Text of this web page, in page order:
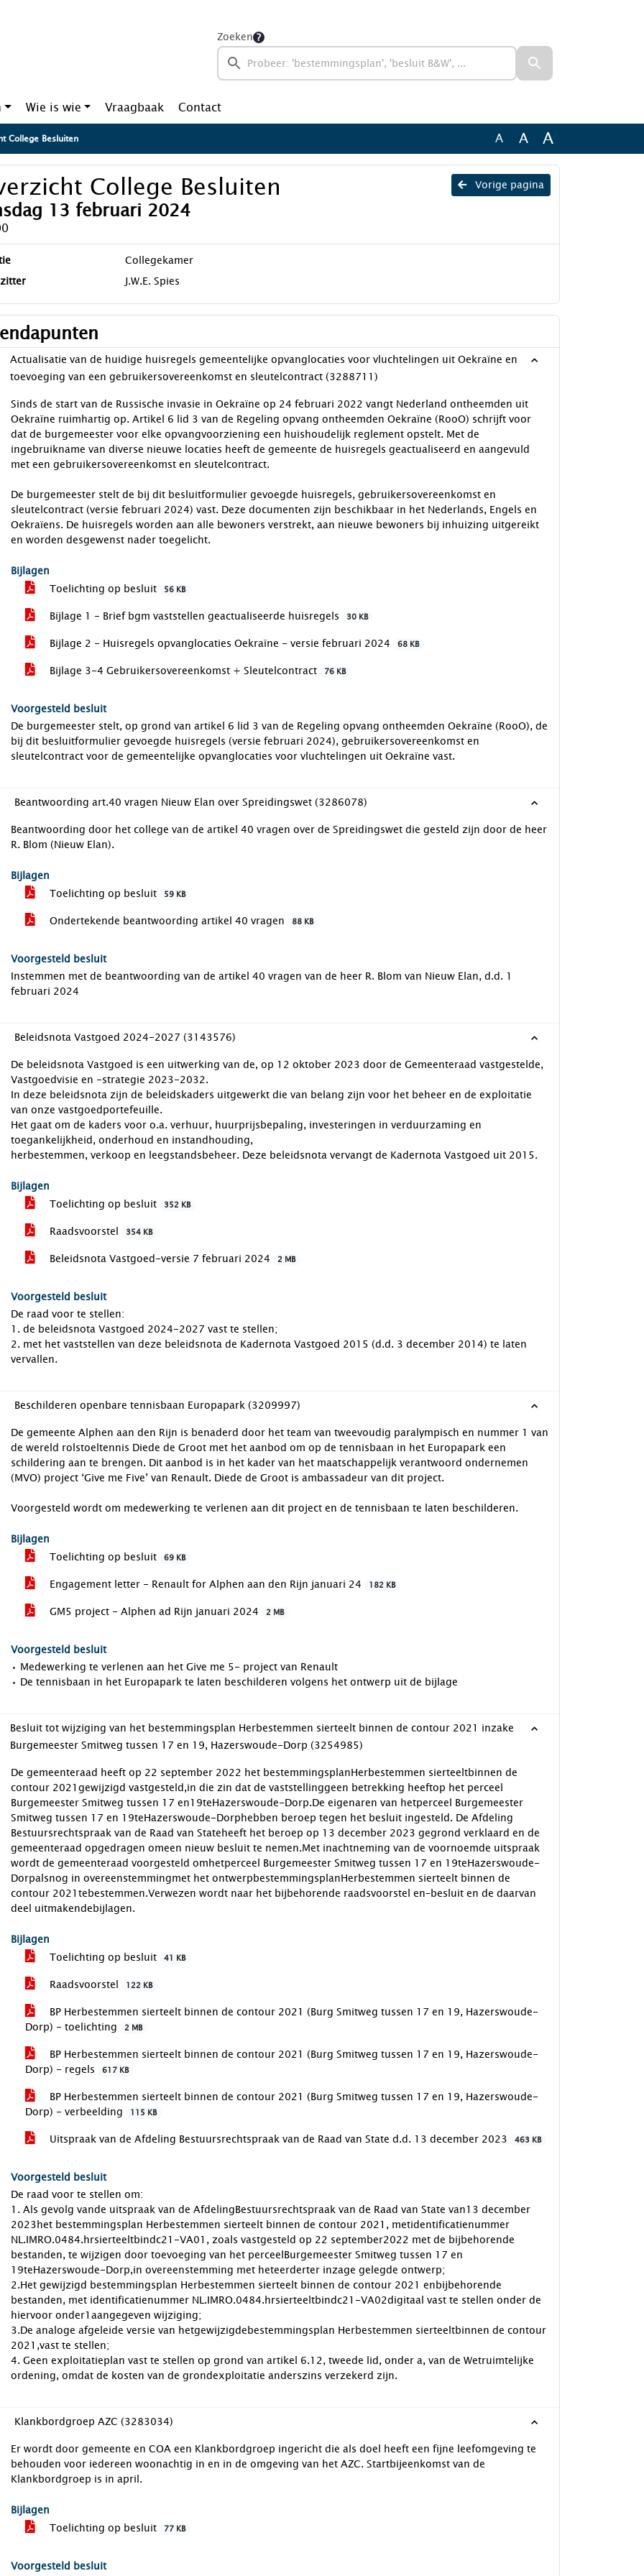
Zoeken
Wie is wie Vraagbaak Contact
College Besluiten A A A
Vorige pagina
College Besluiten
13 februari 2024
Collegekamer
J.W.E. Spies
Actualisatie van de huidige huisregels gemeentelijke opvanglocaties voor vluchtelingen uit Oekraïne en
toevoeging van een gebruikersovereenkomst en sleutelcontract (3288711)
Sinds de start van de Russische invasie in Oekraïne op 24 februari 2022 vangt Nederland ontheemden uit
Oekraïne ruimhartig op. Artikel 6 lid 3 van de Regeling opvang ontheemden Oekraïne (RooO) schrijft voor
dat de burgemeester voor elke opvangvoorziening een huishoudelijk reglement opstelt. Met de
ingebruikname van diverse nieuwe locaties heeft de gemeente de huisregels geactualiseerd en aangevuld
met een gebruikersovereenkomst en sleutelcontract.
De burgemeester stelt de bij dit besluitformulier gevoegde huisregels, gebruikersovereenkomst en
sleutelcontract (versie februari 2024) vast. Deze documenten zijn beschikbaar in het Nederlands, Engels en
Oekraïens. De huisregels worden aan alle bewoners verstrekt, aan nieuwe bewoners bij inhuizing uitgereikt
en worden desgewenst nader toegelicht.
Bijlagen
Toelichting op besluit
56 KB
Bijlage 1 - Brief bgm vaststellen geactualiseerde huisregels 30 KB
Bijlage 2 - Huisregels opvanglocaties Oekraïne - versie februari 2024 68 KB
Bijlage 3-4 Gebruikersovereenkomst + Sleutelcontract 76 KB
Voorgesteld besluit
De burgemeester stelt, op grond van artikel 6 lid 3 van de Regeling opvang ontheemden Oekraïne (RooO), de
bij dit besluitformulier gevoegde huisregels (versie februari 2024), gebruikersovereenkomst en
sleutelcontract voor de gemeentelijke opvanglocaties voor vluchtelingen uit Oekraïne vast.
Beantwoording art.40 vragen Nieuw Elan over Spreidingswet (3286078)
Beantwoording door het college van de artikel 40 vragen over de Spreidingswet die gesteld zijn door de heer
R. Blom (Nieuw Elan).
Bijlagen
Toelichting op besluit
59 KB
Ondertekende beantwoording artikel 40 vragen 88 KB
Voorgesteld besluit
Instemmen met de beantwoording van de artikel 40 vragen van de heer R. Blom van Nieuw Elan, d.d. 1
februari 2024
Beleidsnota Vastgoed 2024-2027 (3143576)
De beleidsnota Vastgoed is een uitwerking van de, op 12 oktober 2023 door de Gemeenteraad vastgestelde,
Vastgoedvisie en -strategie 2023-2032.
In deze beleidsnota zijn de beleidskaders uitgewerkt die van belang zijn voor het beheer en de exploitatie
van onze vastgoedportefeuille.
Het gaat om de kaders voor o.a. verhuur, huurprijsbepaling, investeringen in verduurzaming en
toegankelijkheid, onderhoud en instandhouding,
herbestemmen, verkoop en leegstandsbeheer. Deze beleidsnota vervangt de Kadernota Vastgoed uit 2015.
Bijlagen
Toelichting op besluit
352 KB
Raadsvoorstel 354 KB
Beleidsnota Vastgoed-versie 7 februari 2024 2 MB
Voorgesteld besluit
De raad voor te stellen:
1. de beleidsnota Vastgoed 2024-2027 vast te stellen;
2. met het vaststellen van deze beleidsnota de Kadernota Vastgoed 2015 (d.d. 3 december 2014) te laten
vervallen.
Beschilderen openbare tennisbaan Europapark (3209997)
De gemeente Alphen aan den Rijn is benaderd door het team van tweevoudig paralympisch en nummer 1 van
de wereld rolstoeltennis Diede de Groot met het aanbod om op de tennisbaan in het Europapark een
schildering aan te brengen. Dit aanbod is in het kader van het maatschappelijk verantwoord ondernemen
(MVO) project ‘Give me Five’ van Renault. Diede de Groot is ambassadeur van dit project.
Voorgesteld wordt om medewerking te verlenen aan dit project en de tennisbaan te laten beschilderen.
Bijlagen
Toelichting op besluit
69 KB
Engagement letter - Renault for Alphen aan den Rijn januari 24 182 KB
GM5 project - Alphen ad Rijn januari 2024 2 MB
Voorgesteld besluit
• Medewerking te verlenen aan het Give me 5- project van Renault
• De tennisbaan in het Europapark te laten beschilderen volgens het ontwerp uit de bijlage
Besluit tot wijziging van het bestemmingsplan Herbestemmen sierteelt binnen de contour 2021 inzake
Burgemeester Smitweg tussen 17 en 19, Hazerswoude-Dorp (3254985)
De gemeenteraad heeft op 22 september 2022 het bestemmingsplanHerbestemmen sierteeltbinnen de
contour 2021gewijzigd vastgesteld,in die zin dat de vaststellinggeen betrekking heeftop het perceel
Burgemeester Smitweg tussen 17 en19teHazerswoude-Dorp.De eigenaren van hetperceel Burgemeester
Smitweg tussen 17 en 19teHazerswoude-Dorphebben beroep tegen het besluit ingesteld. De Afdeling
Bestuursrechtspraak van de Raad van Stateheeft het beroep op 13 december 2023 gegrond verklaard en de
gemeenteraad opgedragen omeen nieuw besluit te nemen.Met inachtneming van de voornoemde uitspraak
wordt de gemeenteraad voorgesteld omhetperceel Burgemeester Smitweg tussen 17 en 19teHazerswoude-
Dorpalsnog in overeenstemmingmet het ontwerpbestemmingsplanHerbestemmen sierteelt binnen de
contour 2021tebestemmen.Verwezen wordt naar het bijbehorende raadsvoorstel en–besluit en de daarvan
deel uitmakendebijlagen.
Bijlagen
Toelichting op besluit
41 KB
Raadsvoorstel 122 KB
BP Herbestemmen sierteelt binnen de contour 2021 (Burg Smitweg tussen 17 en 19, Hazerswoude-
Dorp) - toelichting
2 MB
BP Herbestemmen sierteelt binnen de contour 2021 (Burg Smitweg tussen 17 en 19, Hazerswoude-
Dorp) - regels
617 KB
BP Herbestemmen sierteelt binnen de contour 2021 (Burg Smitweg tussen 17 en 19, Hazerswoude-
Dorp) - verbeelding
115 KB
Uitspraak van de Afdeling Bestuursrechtspraak van de Raad van State d.d. 13 december 2023 463 KB
Voorgesteld besluit
De raad voor te stellen om:
1. Als gevolg vande uitspraak van de AfdelingBestuursrechtspraak van de Raad van State van13 december
2023het bestemmingsplan Herbestemmen sierteelt binnen de contour 2021, metidentificatienummer
NL.IMRO.0484.hrsierteeltbindc21-VA01, zoals vastgesteld op 22 september2022 met de bijbehorende
bestanden, te wijzigen door toevoeging van het perceelBurgemeester Smitweg tussen 17 en
19teHazerswoude-Dorp,in overeenstemming met heteerderter inzage gelegde ontwerp;
2.Het gewijzigd bestemmingsplan Herbestemmen sierteelt binnen de contour 2021 enbijbehorende
bestanden, met identificatienummer NL.IMRO.0484.hrsierteeltbindc21-VA02digitaal vast te stellen onder de
hiervoor onder1aangegeven wijziging;
3.De analoge afgeleide versie van hetgewijzigdebestemmingsplan Herbestemmen sierteeltbinnen de contour
2021,vast te stellen;
4. Geen exploitatieplan vast te stellen op grond van artikel 6.12, tweede lid, onder a, van de Wetruimtelijke
ordening, omdat de kosten van de grondexploitatie anderszins verzekerd zijn.
Klankbordgroep AZC (3283034)
Er wordt door gemeente en COA een Klankbordgroep ingericht die als doel heeft een fijne leefomgeving te
behouden voor iedereen woonachtig in en in de omgeving van het AZC. Startbijeenkomst van de
Klankbordgroep is in april.
Bijlagen
Toelichting op besluit
77 KB
Voorgesteld besluit